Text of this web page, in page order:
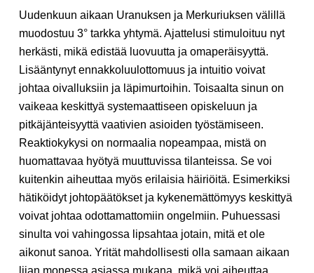
Uudenkuun aikaan Uranuksen ja Merkuriuksen välillä
muodostuu 3° tarkka yhtymä. Ajattelusi stimuloituu nyt
herkästi, mikä edistää luovuutta ja omaperäisyyttä.
Lisääntynyt ennakkoluulottomuus ja intuitio voivat
johtaa oivalluksiin ja läpimurtoihin. Toisaalta sinun on
vaikeaa keskittyä systemaattiseen opiskeluun ja
pitkäjänteisyyttä vaativien asioiden työstämiseen.
Reaktiokykysi on normaalia nopeampaa, mistä on
huomattavaa hyötyä muuttuvissa tilanteissa. Se voi
kuitenkin aiheuttaa myös erilaisia häiriöitä. Esimerkiksi
hätiköidyt johtopäätökset ja kykenemättömyys keskittyä
voivat johtaa odottamattomiin ongelmiin. Puhuessasi
sinulta voi vahingossa lipsahtaa jotain, mitä et ole
aikonut sanoa. Yrität mahdollisesti olla samaan aikaan
liian monessa asiassa mukana, mikä voi aiheuttaa